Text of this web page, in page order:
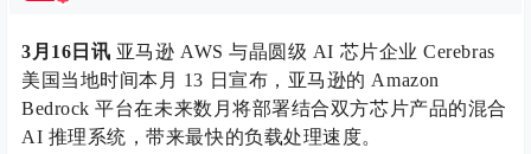
3月16日讯 亚马逊 AWS 与晶圆级 AI 芯片企业 Cerebras
美国当地时间本月 13 日宣布，亚马逊的 Amazon
Bedrock 平台在未来数月将部署结合双方芯片产品的混合
AI 推理系统，带来最快的负载处理速度。